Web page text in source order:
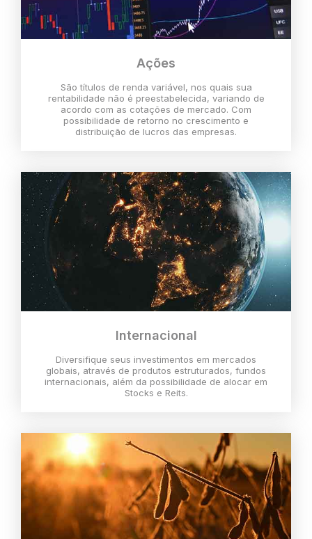
Ações
São títulos de renda variável, nos quais sua
rentabilidade não é preestabelecida, variando de
acordo com as cotações de mercado. Com
possibilidade de retorno no crescimento e
distribuição de lucros das empresas.
Internacional
Diversifique seus investimentos em mercados
globais, através de produtos estruturados, fundos
internacionais, além da possibilidade de alocar em
Stocks e Reits.